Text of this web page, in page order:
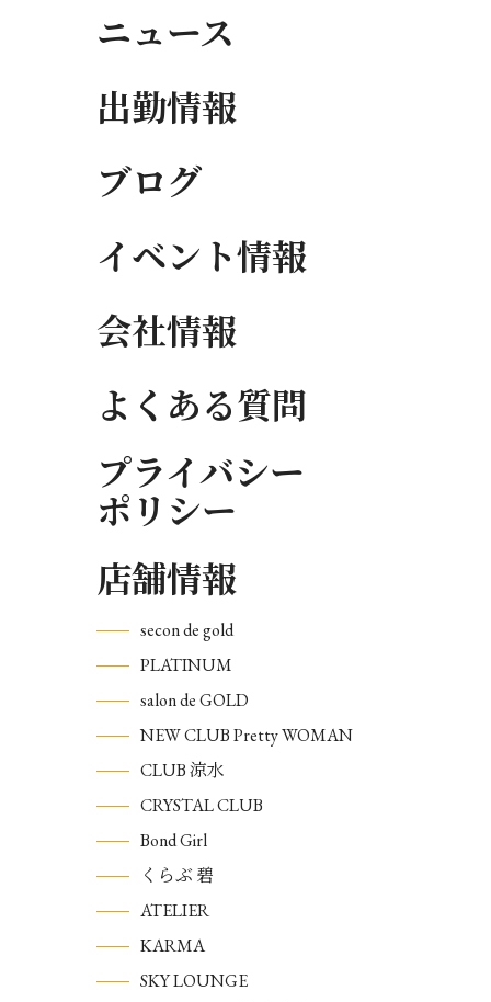
ニュース
出勤情報
ブログ
イベント情報
会社情報
よくある質問
プライバシー
ポリシー
店舗情報
secon de gold
PLATINUM
salon de GOLD
NEW CLUB Pretty WOMAN
CLUB 涼水
CRYSTAL CLUB
Bond Girl
くらぶ 碧
ATELIER
KARMA
SKY LOUNGE